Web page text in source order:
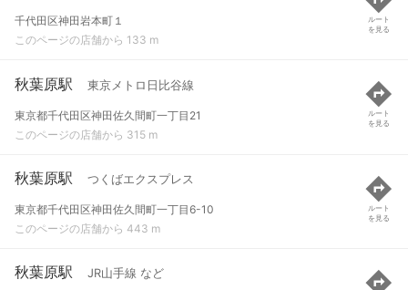
千代田区神田岩本町１
このページの店舗から 133 m
ルート
を見る
秋葉原駅 東京メトロ日比谷線
東京都千代田区神田佐久間町一丁目21
このページの店舗から 315 m
ルート
を見る
秋葉原駅 つくばエクスプレス
東京都千代田区神田佐久間町一丁目6-10
このページの店舗から 443 m
ルート
を見る
秋葉原駅 JR山手線 など